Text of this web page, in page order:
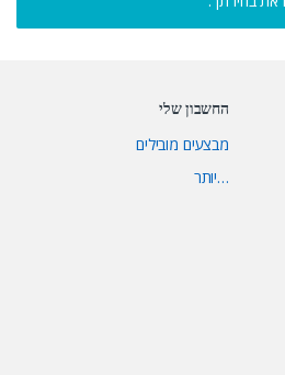
החשבון שלי
מבצעים מובילים
…יותר